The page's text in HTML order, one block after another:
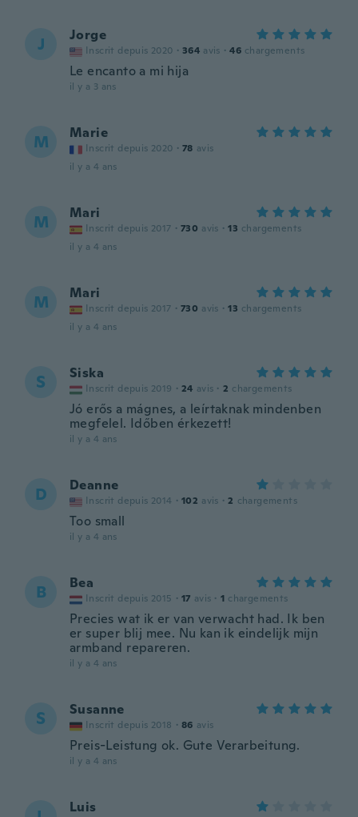
J Jorge
Inscrit depuis 2020 · 364 avis · 46 chargements
Le encanto a mi hija
il y a 3 ans
M Marie
Inscrit depuis 2020 · 78 avis
il y a 4 ans
M Mari
Inscrit depuis 2017 · 730 avis · 13 chargements
il y a 4 ans
M Mari
Inscrit depuis 2017 · 730 avis · 13 chargements
il y a 4 ans
S Siska
Inscrit depuis 2019 · 24 avis · 2 chargements
Jó erős a mágnes, a leírtaknak mindenben
megfelel. Időben érkezett!
il y a 4 ans
D Deanne
Inscrit depuis 2014 · 102 avis · 2 chargements
Too small
il y a 4 ans
B Bea
Inscrit depuis 2015 · 17 avis · 1 chargements
Precies wat ik er van verwacht had. Ik ben
er super blij mee. Nu kan ik eindelijk mijn
armband repareren.
il y a 4 ans
S Susanne
Inscrit depuis 2018 · 86 avis
Preis-Leistung ok. Gute Verarbeitung.
il y a 4 ans
Luis